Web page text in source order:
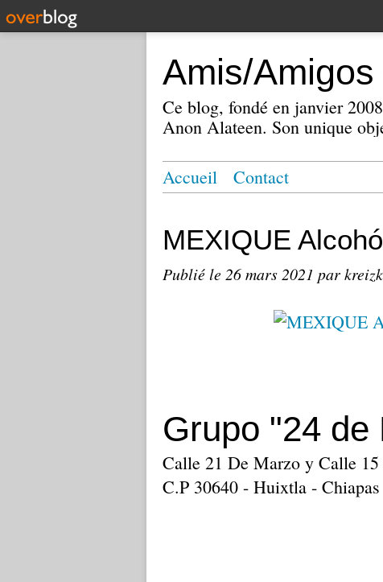
Amis/
Ce blog, fondé en janvier
Anon Alateen. Son unique
Accueil Contact
MEXIQUE
Publié le 26 mars 2021 par
Grupo "24 de
Calle 21 De Marzo y Calle
C.P 30640 - Huixtla - Chiapas